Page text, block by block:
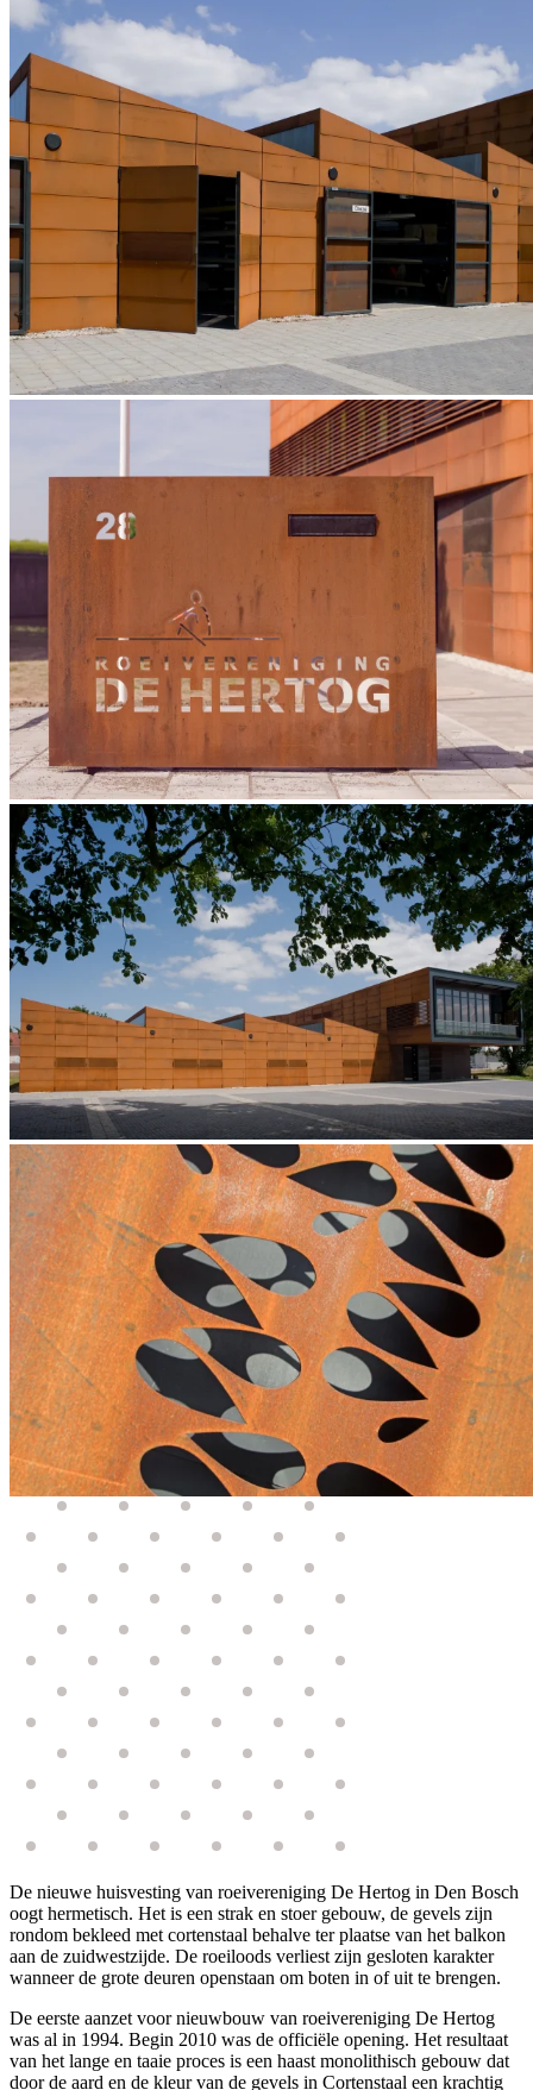
De nieuwe huisvesting van roeivereniging De Hertog in Den Bosch
oogt hermetisch. Het is een strak en stoer gebouw, de gevels zijn
rondom bekleed met cortenstaal behalve ter plaatse van het balkon
aan de zuidwestzijde. De roeiloods verliest zijn gesloten karakter
wanneer de grote deuren openstaan om boten in of uit te brengen.
De eerste aanzet voor nieuwbouw van roeivereniging De Hertog
was al in 1994. Begin 2010 was de officiële opening. Het resultaat
van het lange en taaie proces is een haast monolithisch gebouw dat
door de aard en de kleur van de gevels in Cortenstaal een krachtig